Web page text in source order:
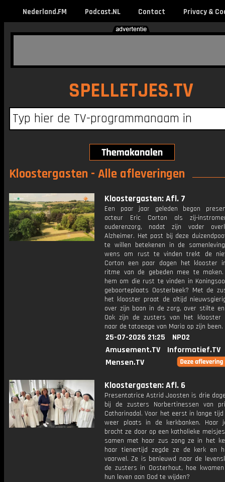
Nederland.FM Podcast.NL Contact Privacy &
SPELLETJES.TV
Kloostergasten - Alle afleveringen
Kloostergasten: Afl. 7
Een paar jaar geleden begon
acteur Eric Corton als zij-
ouderenzorg, nadat zijn vader
Alzheimer. Het past bij deze
te willen betekenen in de
wens om rust te vinden trekt de
Corton een paar dagen het klooster
ritme van de gebeden mee te
hem om die rust te vinden in
geboorteplaats Oosterbeek? Met de
het klooster praat de altijd
over zijn baan in de zorg, over stilte
Ook zijn de zusters van het klooster
naar de tatoeage van Maria op zijn been.
25-07-2026 21:25
NPO2
Amusement.TV
Informatief.TV
Mensen.TV
Kloostergasten: Afl. 6
Presentatrice Astrid Joosten is drie
bij de zusters Norbertinessen van
Catharinadal. Voor het eerst in lange
weer plaats in de kerkbanken. Haar
bracht ze door op een katholieke
samen met haar zus zong ze in het
haar tienertijd zegde ze de kerk en
vaarwel. Ze is benieuwd naar de
de zusters in Oosterhout, hoe
hun leven aan God te wijden?